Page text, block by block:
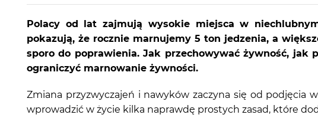
Polacy od lat zajmują wysokie miejsca w
pokazują, że rocznie marnujemy 5 ton jedzenia, a
sporo do poprawienia. Jak przechowywać żywność, jak
ograniczyć marnowanie żywności.
Zmiana przyzwyczajeń i nawyków zaczyna się od podjęcia
wprowadzić w życie kilka naprawdę prostych zasad, które